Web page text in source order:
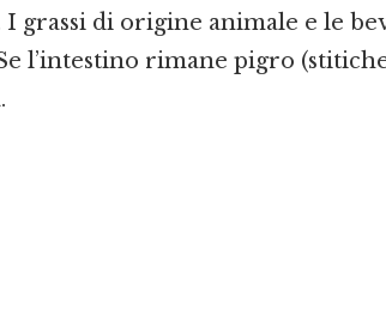
grassi di origine animale e le
l’intestino rimane pigro